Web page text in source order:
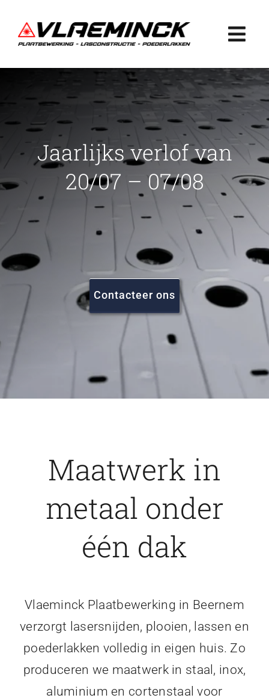
naar
inhoud
Plaatbewerking
Lasconstructie
Poederlakken
Projecten
FAQ
Vacatures
Jaarlijks verlof van
20/07 – 07/08
Contacteer ons
Maatwerk in
metaal onder
één dak
Vlaeminck Plaatbewerking in Beernem
verzorgt lasersnijden, plooien, lassen en
poederlakken volledig in eigen huis. Zo
produceren we maatwerk in staal, inox,
aluminium en cortenstaal voor